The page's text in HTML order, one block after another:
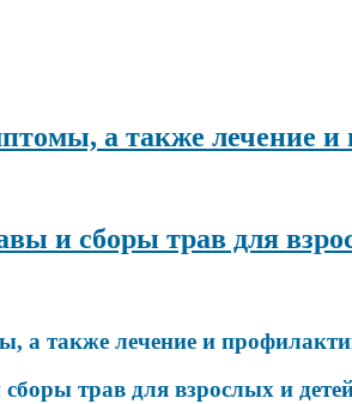
а также лечение и
и сборы трав для
а также лечение и
трав для взрослых и